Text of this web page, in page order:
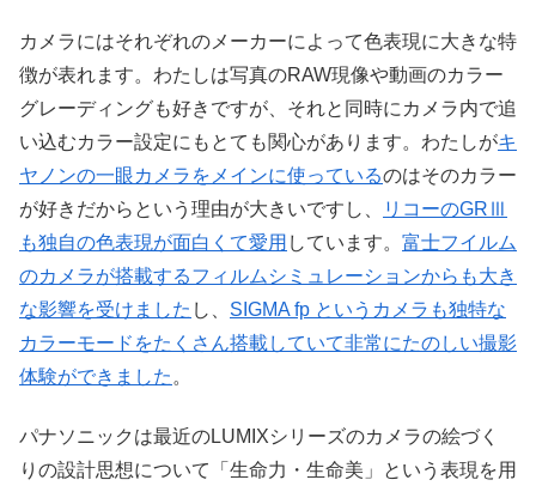
カメラにはそれぞれのメーカーによって色表現に大きな特
徴が表れます。わたしは写真のRAW現像や動画のカラー
グレーディングも好きですが、それと同時にカメラ内で追
い込むカラー設定にもとても関心があります。わたしがキ
ヤノンの一眼カメラをメインに使っているのはそのカラー
が好きだからという理由が大きいですし、
リコーのGRⅢ
も独自の色表現が面白くて愛用 しています。 富士フイルム
のカメラが搭載するフィルムシミュレーションからも大き
な影響を受けました し、 SIGMA fp というカメラも独特な
カラーモードをたくさん搭載していて非常にたのしい撮影
体験ができました 。
パナソニックは最近のLUMIXシリーズのカメラの絵づく
りの設計思想について「生命力・生命美」という表現を用